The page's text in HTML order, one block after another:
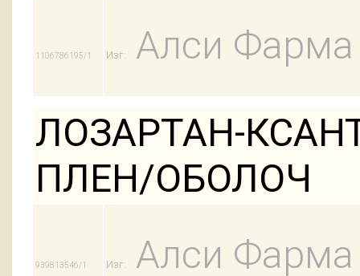
1106786195/1 Изг:
Алси
ЛОЗАРТАН-
ПЛЕН/ОБОЛОЧ
939813546/1 Изг:
Алси